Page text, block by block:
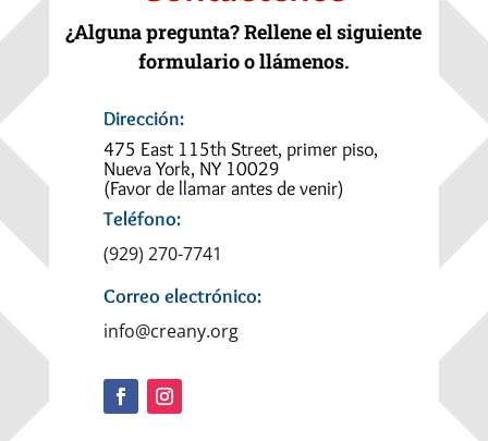
¿Alguna pregunta? Rellene el siguiente
formulario o llámenos.
Dirección:
475 East 115th Street, primer piso,
Nueva York, NY 10029
(Favor de llamar antes de venir)
Teléfono:
(929) 270-7741
Correo electrónico:
info@creany.org